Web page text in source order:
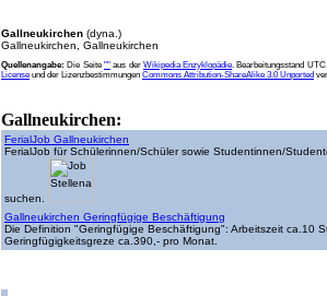
Gallneukirchen (dyna.)
Gallneukirchen, Gallneukirchen
Quellenangabe: Die Seite ""aus der Wikipedia Enzyklopädie. Bearbeitungsstand
License und der Lizenzbestimmungen Commons Attribution-ShareAlike 3.0 Unported
Gallneukirchen:
FerialJob Gallneukirchen
FerialJob für Schülerinnen/Schüler sowie Studentinnen/
suchen.
Gallneukirchen Geringfügige Beschäftigung
Die Definition "Geringfügige Beschäftigung": Arbeitszeit ca.10
Geringfügigkeitsgreze ca.390,- pro Monat.